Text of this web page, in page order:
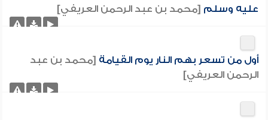
عليه وسلم [محمد بن عبد الرحمن العريفي]
أول من تسعر بهم النار يوم القيامة [محمد بن عبد
الرحمن العريفي]